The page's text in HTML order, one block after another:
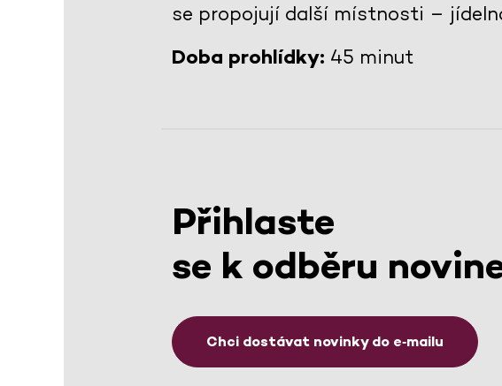
se propojují další místnosti –
Doba prohlídky: 45 minut
Přihlaste
se k odběru
Chci dostávat novinky do e‑mailu